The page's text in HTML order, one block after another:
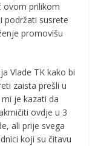
ovom prilikom
podržati susrete
promovišu
Vlade TK kako bi
zaista prešli u
je kazati da
ovdje u 3
ali prije svega
koji su čitavu